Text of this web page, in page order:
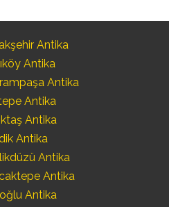
Antika
Antika
Antika
Antika
Antika
Antika
Antika
Antika
Antika